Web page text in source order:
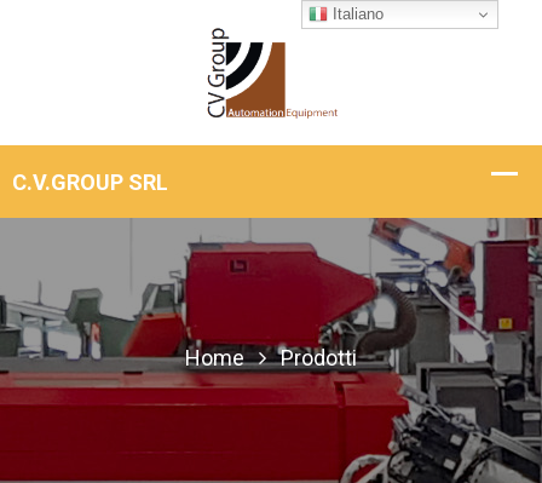
Home Prodotti
Italiano